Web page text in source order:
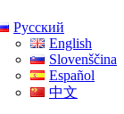
Русский
English
Slovenščina
Español
中文